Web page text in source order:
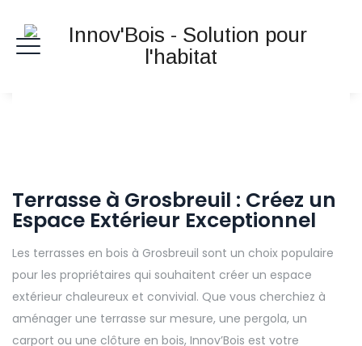
Terrasse à Grosbreuil : Créez un
Espace Extérieur Exceptionnel
Les terrasses en bois à Grosbreuil sont un choix populaire
pour les propriétaires qui souhaitent créer un espace
extérieur chaleureux et convivial. Que vous cherchiez à
aménager une terrasse sur mesure, une pergola, un
carport ou une clôture en bois, Innov’Bois est votre